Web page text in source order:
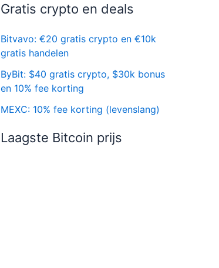
Gratis crypto en deals
Bitvavo: €20 gratis crypto en €10k
gratis handelen
ByBit: $40 gratis crypto, $30k bonus
en 10% fee korting
MEXC: 10% fee korting (levenslang)
Laagste Bitcoin prijs